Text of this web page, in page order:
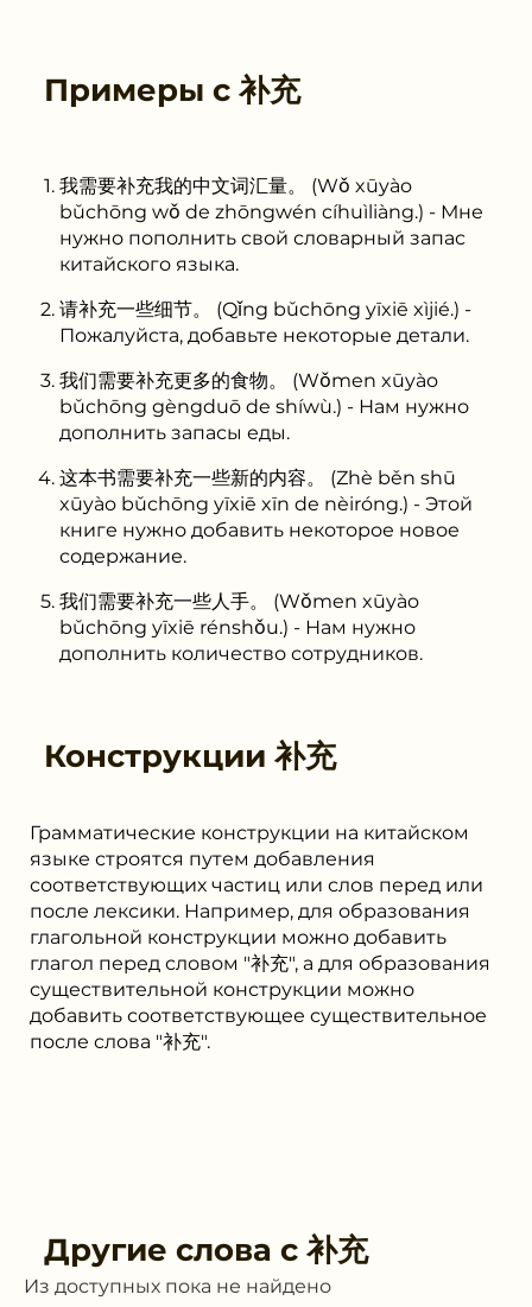
Примеры с 补充
我需要补充我的中文词汇量。 (Wǒ xūyào
bǔchōng wǒ de zhōngwén cíhuìliàng.) - Мне
нужно пополнить свой словарный запас
китайского языка.
请补充一些细节。 (Qǐng bǔchōng yīxiē xìjié.) -
Пожалуйста, добавьте некоторые детали.
我们需要补充更多的食物。 (Wǒmen xūyào
bǔchōng gèngduō de shíwù.) - Нам нужно
дополнить запасы еды.
这本书需要补充一些新的内容。 (Zhè běn shū
xūyào bǔchōng yīxiē xīn de nèiróng.) - Этой
книге нужно добавить некоторое новое
содержание.
我们需要补充一些人手。 (Wǒmen xūyào
bǔchōng yīxiē rénshǒu.) - Нам нужно
дополнить количество сотрудников.
Конструкции 补充
Грамматические конструкции на китайском
языке строятся путем добавления
соответствующих частиц или слов перед или
после лексики. Например, для образования
глагольной конструкции можно добавить
глагол перед словом "补充", а для образования
существительной конструкции можно
добавить соответствующее существительное
после слова "补充".
Другие слова с 补充
Из доступных пока не найдено